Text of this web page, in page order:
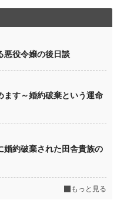
悪役令嬢の後日談
ます～婚約破棄という運命
婚約破棄された田舎貴族の
もっと見る